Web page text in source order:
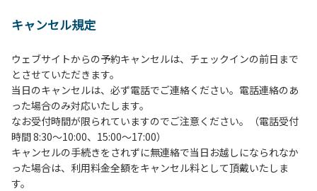
２、中学生以下だけでの利用はできません。高校生以上の方
３、テントサイト（多目的広場を含む。）の使用は、事前に
予約いただいた方のみで、連泊の方を除き、正午からです。
基本的に、テント1張りにつき1区画の予約をお願いします。
管理棟にてチェックインの手続きを行ってください。午後3
時前にお越しの方は、午後3時になりましたら管理棟にて手
続きを行ってください。午後5時過ぎにお越しの方は、翌朝
手続きを行ってください。
４、車両は、荷物の積み下ろし時以外は、駐車場にとめてく
ださい。
キャンセル規定
ウェブサイトからの予約キャンセルは、チェックインの前日まで
とさせていただきます。
当日のキャンセルは、必ず電話でご連絡ください。電話連絡のあ
った場合のみ対応いたします。
なお受付時間が限られていますのでご注意ください。（電話受付
時間 8:30～10:00、15:00～17:00）
キャンセルの手続きをされずに無連絡で当日お越しになられなか
った場合は、利用料金全額をキャンセル料として頂戴いたしま
す。